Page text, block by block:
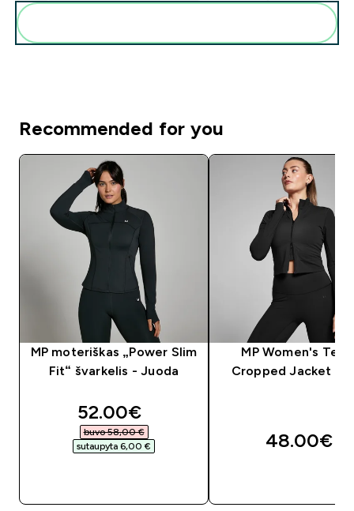
Recommended for you
MP moteriškas „Power Slim
Fit“ švarkelis - Juoda
discounted price
52.00€‎
buvo 58,00 €‎
sutaupyta 6,00 €‎
MP Women's
Cropped Jacket -
48.00€‎